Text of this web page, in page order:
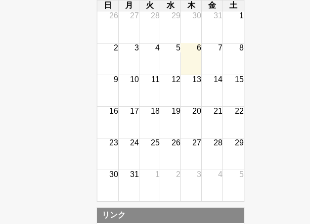
日 月 火 水 木 金
土
26
27 28 29 30 31 1
2 3 4 5 6 7 8
9 10 11 12 13 14 15
16 17 18 19 20 21 22
23 24 25 26 27 28 29
30 31 1 2 3 4 5
リンク